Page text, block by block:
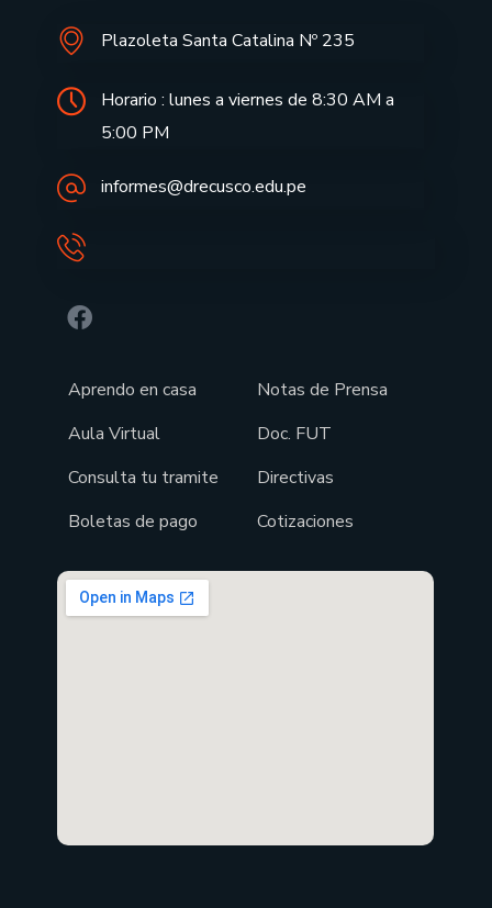
Plazoleta Santa Catalina Nº 235
Horario : lunes a viernes de 8:30 AM a
5:00 PM
informes@drecusco.edu.pe
Aprendo en casa
Aula Virtual
Consulta tu tramite
Boletas de pago
Notas de Prensa
Doc. FUT
Directivas
Cotizaciones